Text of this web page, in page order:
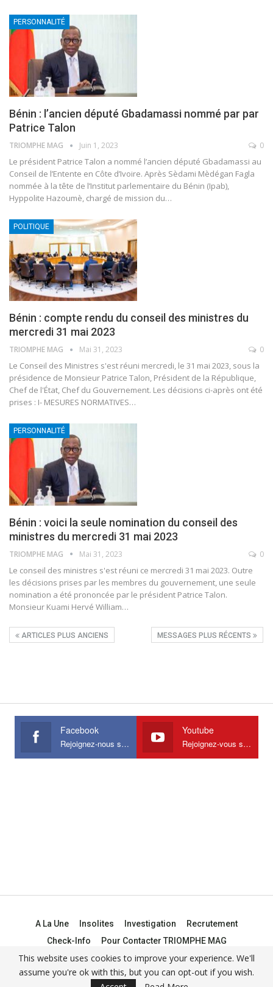
PERSONNALITÉ
Bénin : l’ancien député Gbadamassi nommé par par
Patrice Talon
TRIOMPHE MAG Juin 1, 2023 0
Le président Patrice Talon a nommé l’ancien député Gbadamassi au
Conseil de l’Entente en Côte d’Ivoire. Après Sèdami Mèdégan Fagla
nommée à la tête de l’Institut parlementaire du Bénin (Ipab),
Hyppolite Hazoumè, chargé de mission du…
POLITIQUE
Bénin : compte rendu du conseil des ministres du
mercredi 31 mai 2023
TRIOMPHE MAG Mai 31, 2023 0
Le Conseil des Ministres s'est réuni mercredi, le 31 mai 2023, sous la
présidence de Monsieur Patrice Talon, Président de la République,
Chef de l'État, Chef du Gouvernement. Les décisions ci-après ont été
prises : I- MESURES NORMATIVES…
PERSONNALITÉ
Bénin : voici la seule nomination du conseil des
ministres du mercredi 31 mai 2023
TRIOMPHE MAG Mai 31, 2023 0
Le conseil des ministres s'est réuni ce mercredi 31 mai 2023. Outre
les décisions prises par les membres du gouvernement, une seule
nomination a été prononcée par le président Patrice Talon.
Monsieur Kuami Hervé William…
ARTICLES PLUS ANCIENS MESSAGES PLUS RÉCENTS
Facebook
Rejoignez-nous sur Facebook
Youtube
Rejoignez-vous sur Youtube
A La Une Insolites Investigation
Recrutement
Check-Info
Pour Contacter TRIOMPHE MAG
© 2021 -Triomphe Mag
This website uses cookies to improve your experience. We'll
assume you're ok with this, but you can opt-out if you wish.